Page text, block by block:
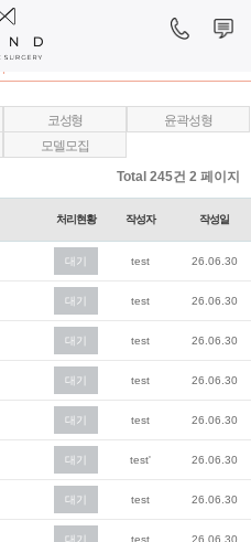
코성형
윤곽성형
모델모집
Total 245건 2 페이지
처리현황 작성자 작성일
대기 test 26.06.30
대기 test 26.06.30
대기 test 26.06.30
대기 test 26.06.30
대기 test 26.06.30
대기 test' 26.06.30
대기 test 26.06.30